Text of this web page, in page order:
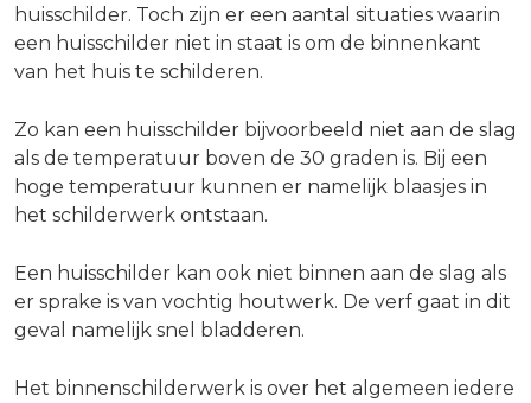
huisschilder. Toch zijn er een aantal situaties waarin
een huisschilder niet in staat is om de binnenkant
van het huis te schilderen.
Zo kan een huisschilder bijvoorbeeld niet aan de slag
als de temperatuur boven de 30 graden is. Bij een
hoge temperatuur kunnen er namelijk blaasjes in
het schilderwerk ontstaan.
Een huisschilder kan ook niet binnen aan de slag als
er sprake is van vochtig houtwerk. De verf gaat in dit
geval namelijk snel bladderen.
Het binnenschilderwerk is over het algemeen iedere